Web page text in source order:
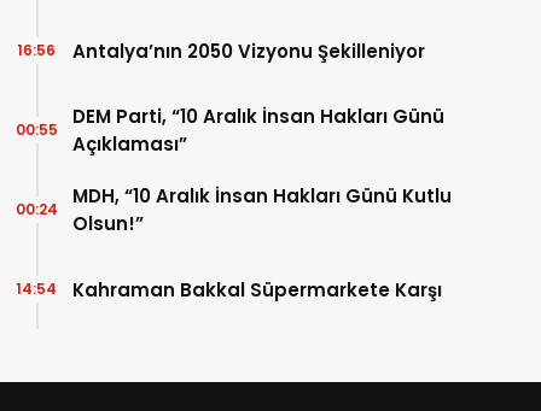
Antalya’nın 2050 Vizyonu Şekilleniyor
16:56
DEM Parti, “10 Aralık İnsan Hakları Günü
Açıklaması”
00:55
MDH, “10 Aralık İnsan Hakları Günü Kutlu
Olsun!”
00:24
Kahraman Bakkal Süpermarkete Karşı
14:54